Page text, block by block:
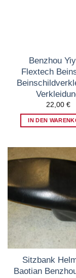
Benzhou
Flextech
22,00 €
IN DEN
Sitzbank
Baotian